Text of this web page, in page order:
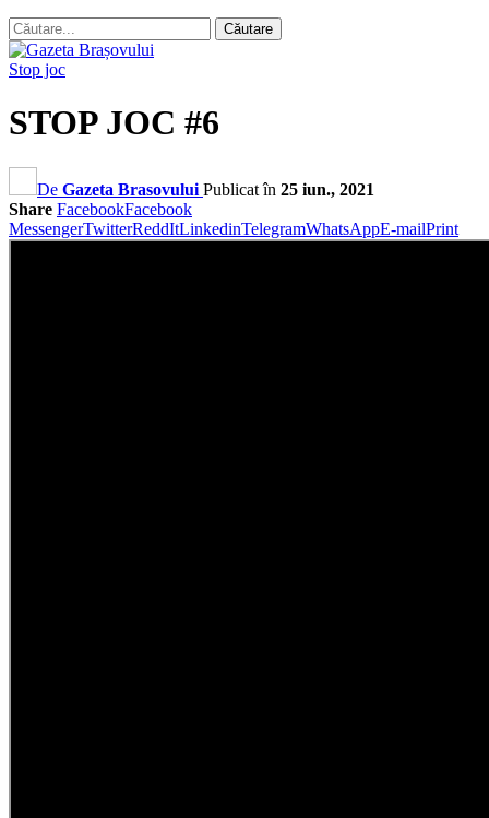
Stop joc
STOP JOC #6
De Gazeta Brasovului Publicat în 25 iun., 2021
Share FacebookFacebook
MessengerTwitterReddItLinkedinTelegramWhatsAppE-mailPrint